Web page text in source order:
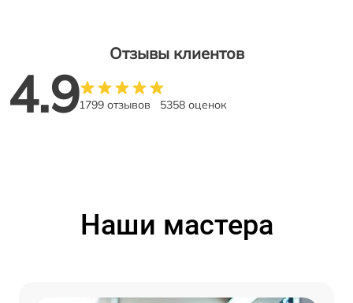
Отзывы клиентов
4.91799 отзывов 5358 оценок
Наши мастера